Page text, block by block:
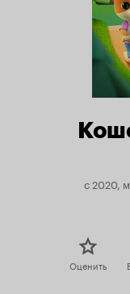
с 2020,
Оценить